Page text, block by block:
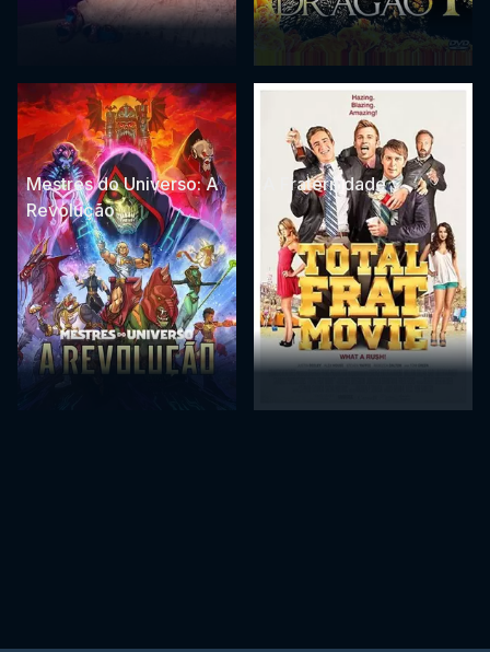
Mestres do Universo: A
Revolução
A Fraternidade